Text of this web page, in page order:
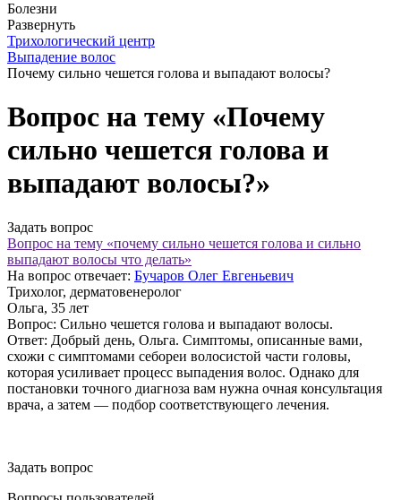
Болезни
Развернуть
Трихологический центр
Выпадение волос
Почему сильно чешется голова и выпадают волосы?
Вопрос на тему «Почему
сильно чешется голова и
выпадают волосы?»
Задать вопрос
Вопрос на тему «почему сильно чешется голова и сильно
выпадают волосы что делать»
На вопрос отвечает: Бучаров Олег Евгеньевич
Трихолог, дерматовенеролог
Ольга, 35 лет
Вопрос: Сильно чешется голова и выпадают волосы.
Ответ: Добрый день, Ольга. Симптомы, описанные вами,
схожи с симптомами себореи волосистой части головы,
которая усиливает процесс выпадения волос. Однако для
постановки точного диагноза вам нужна очная консультация
врача, а затем — подбор соответствующего лечения.
Задать вопрос